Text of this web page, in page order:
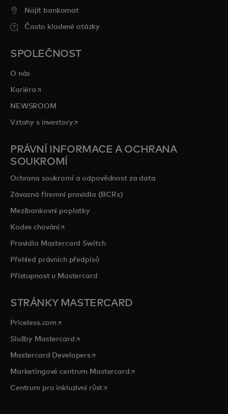
Najít bankomat
Často kladené otázky
SPOLEČNOST
O nás
Kariéra opens in a new tab
NEWSROOM
Vztahy s investoryopens in a new tab
PRÁVNÍ INFORMACE A OCHRANA
SOUKROMÍ
Ochrana soukromí a odpovědnost za data
Závazná firemní pravidla (BCRs)
Mezibankovní poplatky
Kodex chováníopens in a new tab
Pravidla Mastercard Switch
Přehled právních předpisů
Přístupnost u Mastercard
STRÁNKY MASTERCARD
Priceless.com opens in a new tab
Služby Mastercardopens in a new tab
Mastercard Developersopens in a new tab
Marketingové centrum Mastercardopens in a new tab
Centrum pro inkluzivní růstopens in a new tab